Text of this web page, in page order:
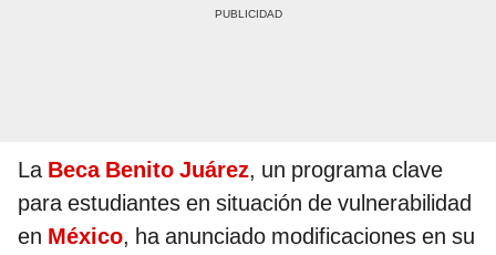
La Beca Benito Juárez, un programa clave
para estudiantes en situación de vulnerabilidad
en México, ha anunciado modificaciones en su